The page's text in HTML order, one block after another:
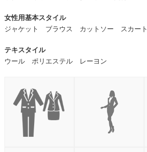
女性用基本スタイル
ジャケット ブラウス カットソー スカート
テキスタイル
ウール ポリエステル レーヨン